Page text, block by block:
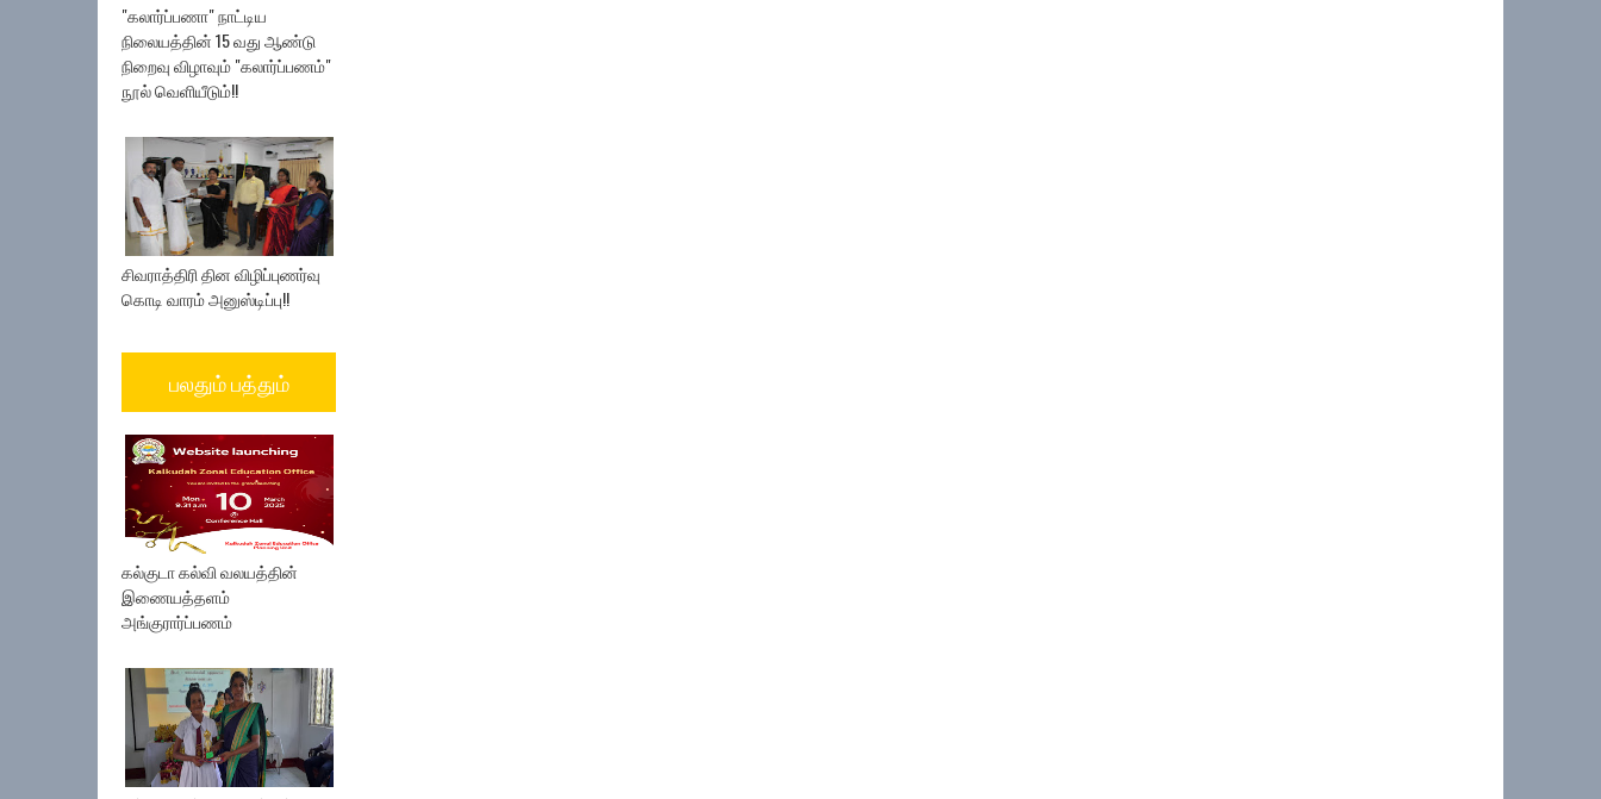
"கலார்ப்பணா" நாட்டிய
நிலையத்தின் 15 வது ஆண்டு
நிறைவு விழாவும் "கலார்ப்பணம்"
நூல் வெளியீடும்!!
சிவராத்திரி தின விழிப்புணர்வு
கொடி வாரம் அனுஸ்டிப்பு!!
பலதும் பத்தும்
கல்குடா கல்வி வலயத்தின்
இணையத்தளம்
அங்குரார்ப்பணம்